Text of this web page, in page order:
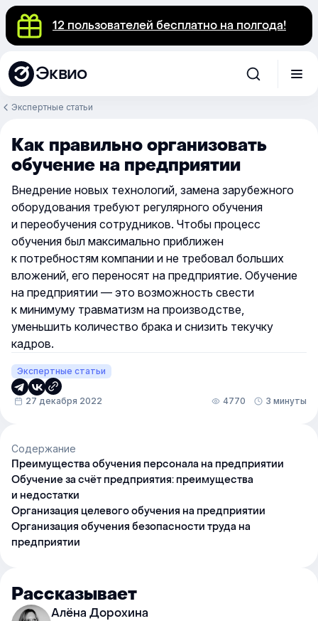
12 пользователей бесплатно на полгода!
Эквио
Экспертные статьи
Как правильно организовать
обучение на предприятии
Внедрение новых технологий, замена зарубежного
оборудования требуют регулярного обучения
и переобучения сотрудников. Чтобы процесс
обучения был максимально приближен
к потребностям компании и не требовал больших
вложений, его переносят на предприятие. Обучение
на предприятии — это возможность свести
к минимуму травматизм на производстве,
уменьшить количество брака и снизить текучку
кадров.
Экспертные статьи
27 декабря 2022 4770 3 минуты
Содержание
Преимущества обучения персонала на предприятии
Обучение за счёт предприятия: преимущества
и недостатки
Организация целевого обучения на предприятии
Организация обучения безопасности труда на
предприятии
Рассказывает
Алёна Дорохина